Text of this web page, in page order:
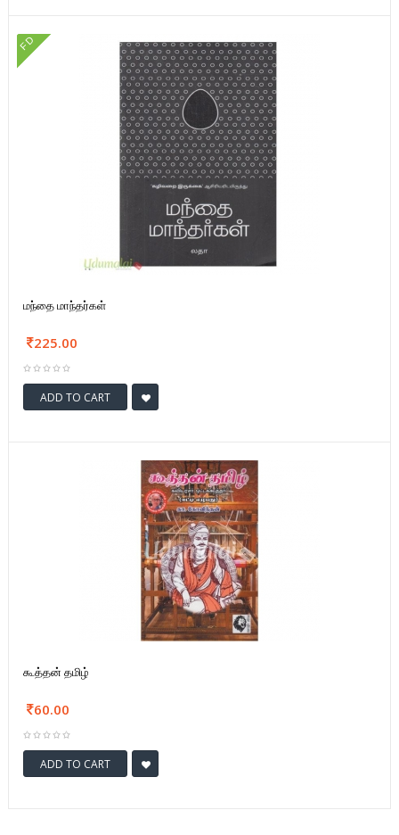
FD
மந்தை மாந்தர்கள்
225.00
ADD TO CART
கூத்தன் தமிழ்
60.00
ADD TO CART